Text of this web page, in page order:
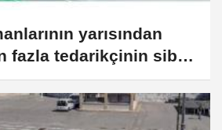
yarısından
fazla tedarikçinin siber
yönetmekte